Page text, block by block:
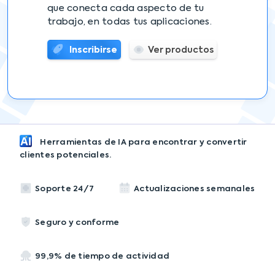
que conecta cada aspecto de tu
trabajo, en todas tus aplicaciones.
Inscribirse Ver productos
Herramientas de IA para encontrar y convertir
clientes potenciales.
Soporte 24/7 Actualizaciones semanales
Seguro y conforme
99,9% de tiempo de actividad